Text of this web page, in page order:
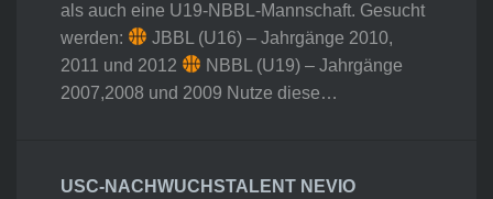
als auch eine U19-NBBL-Mannschaft. Gesucht
werden:
JBBL (U16) – Jahrgänge 2010,
2011 und 2012
NBBL (U19) – Jahrgänge
2007,2008 und 2009 Nutze diese…
USC-NACHWUCHSTALENT NEVIO